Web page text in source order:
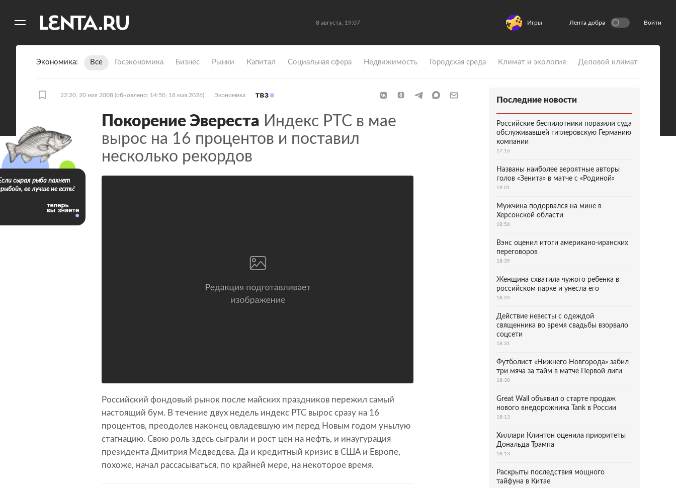
8 августа, 19:07 Игры Лента добра Войти
Экономика Все Госэкономика Бизнес Рынки Капитал Социальная сфера Недвижимость Городская среда Климат и экология Деловой климат
22:20, 20 мая 2008 (обновлено: 14:50, 18 мая 2026) Экономика
Покорение Эвереста Индекс РТС в мае
вырос на 16 процентов и поставил
несколько рекордов
Российский фондовый рынок после майских праздников пережил самый
настоящий бум. В течение двух недель индекс РТС вырос сразу на 16
процентов, преодолев наконец овладевшую им перед Новым годом унылую
стагнацию. Свою роль здесь сыграли и рост цен на нефть, и инаугурация
президента Дмитрия Медведева. Да и кредитный кризис в США и Европе,
похоже, начал рассасываться, по крайней мере, на некоторое время.
сырая рыба пахнет
ее лучше не есть!
Последние новости
Российские беспилотники поразили суда
обслуживавшей гитлеровскую Германию
компании
17:16
Названы наиболее вероятные авторы
голов «Зенита» в матче с «Родиной»
19:01
Мужчина подорвался на мине в
Херсонской области
18:56
Вэнс оценил итоги американо-иранских
переговоров
18:39
Женщина схватила чужого ребенка в
российском парке и унесла его
18:34
Действие невесты с одеждой
священника во время свадьбы взорвало
соцсети
18:31
Футболист «Нижнего Новгорода» забил
три мяча за тайм в матче Первой лиги
18:30
Great Wall объявил о старте продаж
нового внедорожника Tank в России
18:13
Хиллари Клинтон оценила приоритеты
Дональда Трампа
18:13
Раскрыты последствия мощного
тайфуна в Китае